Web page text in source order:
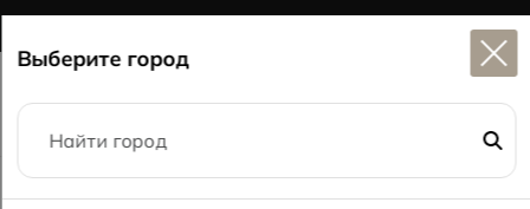
Главная Каталог
60x120
Выберите город